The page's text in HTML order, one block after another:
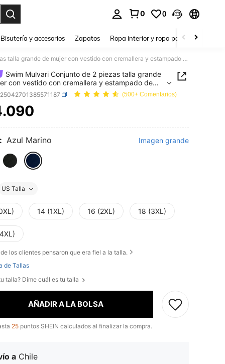
0 0
Bisutería y accesorios Zapatos Ropa interior y ropa para dormir
Swim Mulvari Conjunto de 2 piezas talla grande de mujer con vestido con cremallera y estampado de plantas, y pantalones de cintura alta de un solo color, conjunto minimalista de top y Bottom de estilo bikini para uso diario
Swim Mulvari Conjunto de 2 piezas talla grande
con vestido con cremallera y estampado de
y pantalones de cintura alta de un solo color,
minimalista de top y Bottom de estilo bikini
diario
(500+ Comentarios)
AND AVAILABILITY
Azul Marino Imagen grande
US Talla
14 (1XL) 16 (2XL) 18 (3XL)
de los clientes pensaron que era fiel a la talla.
de Tallas
talla? Dime cuál es tu talla
AÑADIR A LA BOLSA
25 puntos SHEIN calculados al finalizar la compra.
a Chile